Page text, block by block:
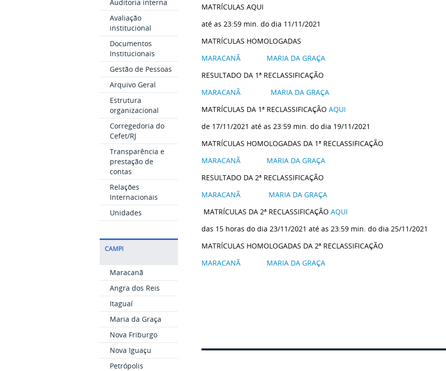
Auditoria interna
Avaliação
institucional
Documentos
Institucionais
Gestão de Pessoas
Arquivo Geral
Estrutura
organizacional
Corregedoria do
Cefet/RJ
Transparência e
prestação de
contas
Relações
Internacionais
Unidades
CAMPI
Maracanã
Angra dos Reis
Itaguaí
Maria da Graça
Nova Friburgo
Nova Iguaçu
Petrópolis
MATRÍCULAS AQUI
até as 23:59 min. do dia 11/11/2021
MATRÍCULAS HOMOLOGADAS
MARACANÃ
MARIA DA GRAÇA
RESULTADO DA 1ª RECLASSIFICAÇÃO
MARACANÃ
MARIA DA GRAÇA
MATRÍCULAS DA 1ª RECLASSIFICAÇÃO AQUI
de 17/11/2021 até as 23:59 min. do dia 19/11/2021
MATRÍCULAS HOMOLOGADAS DA 1ª RECLASSIFICAÇÃO
MARACANÃ
MARIA DA GRAÇA
RESULTADO DA 2ª RECLASSIFICAÇÃO
MARACANÃ
MARIA DA GRAÇA
MATRÍCULAS DA 2ª RECLASSIFICAÇÃO AQUI
das 15 horas do dia 23/11/2021 até as 23:59 min. do dia 25/11/2021
MATRÍCULAS HOMOLOGADAS DA 2ª RECLASSIFICAÇÃO
MARACANÃ
MARIA DA GRAÇA